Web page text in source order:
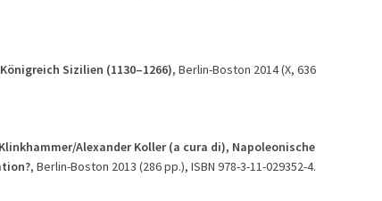
Sizilien (1130–1266), Berlin-Boston 2014 (X, 636
Alexander Koller (a cura di), Napoleonische
, Berlin-Boston 2013 (286 pp.), ISBN 978-3-11-029352-4.